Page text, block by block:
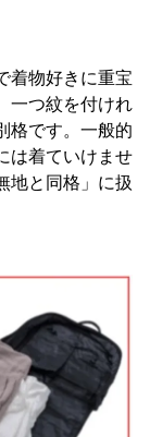
着物好きに重宝
一つ紋を付けれ
格です。一般的
は着ていけませ
地と同格」に扱